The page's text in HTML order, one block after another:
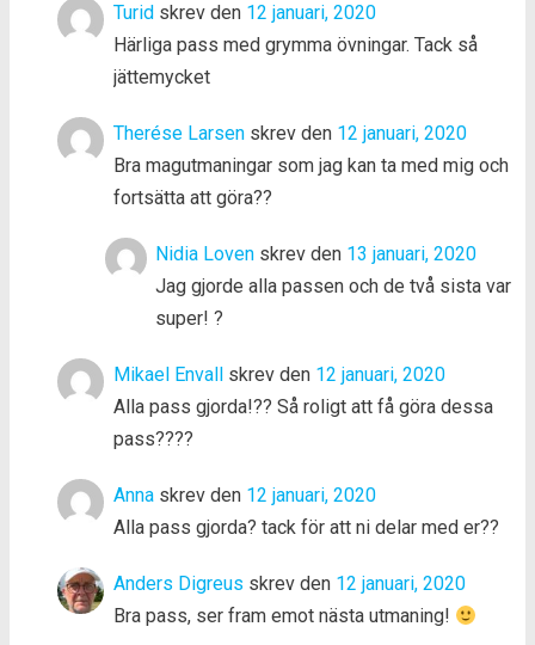
Turid skrev den 12 januari, 2020
Härliga pass med grymma övningar. Tack så
jättemycket
Therése Larsen skrev den 12 januari, 2020
Bra magutmaningar som jag kan ta med mig och
fortsätta att göra??
Nidia Loven skrev den 13 januari, 2020
Jag gjorde alla passen och de två sista var
super! ?
Mikael Envall skrev den 12 januari, 2020
Alla pass gjorda!?? Så roligt att få göra dessa
pass????
Anna skrev den 12 januari, 2020
Alla pass gjorda? tack för att ni delar med er??
Anders Digreus skrev den 12 januari, 2020
Bra pass, ser fram emot nästa utmaning!